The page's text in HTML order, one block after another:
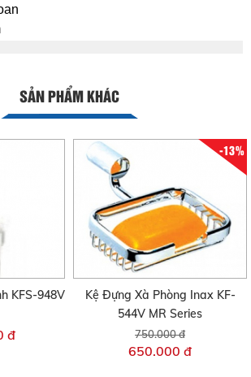
SẢN PHẨM KHÁC
KFS-948V
đ
-13%
Kệ Đựng Xà Phòng Inax KF-
544V MR Series
750.000 đ
650.000 đ